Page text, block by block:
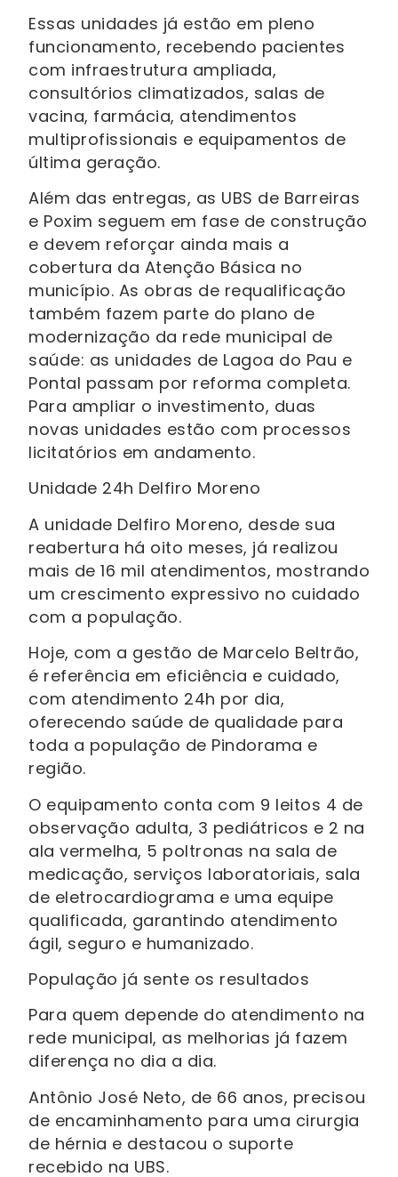
Essas unidades já estão em pleno
funcionamento, recebendo pacientes
com infraestrutura ampliada,
consultórios climatizados, salas de
vacina, farmácia, atendimentos
multiprofissionais e equipamentos de
última geração.
Além das entregas, as UBS de Barreiras
e Poxim seguem em fase de construção
e devem reforçar ainda mais a
cobertura da Atenção Básica no
município. As obras de requalificação
também fazem parte do plano de
modernização da rede municipal de
saúde: as unidades de Lagoa do Pau e
Pontal passam por reforma completa.
Para ampliar o investimento, duas
novas unidades estão com processos
licitatórios em andamento.
Unidade 24h Delfiro Moreno
A unidade Delfiro Moreno, desde sua
reabertura há oito meses, já realizou
mais de 16 mil atendimentos, mostrando
um crescimento expressivo no cuidado
com a população.
Hoje, com a gestão de Marcelo Beltrão,
é referência em eficiência e cuidado,
com atendimento 24h por dia,
oferecendo saúde de qualidade para
toda a população de Pindorama e
região.
O equipamento conta com 9 leitos 4 de
observação adulta, 3 pediátricos e 2 na
ala vermelha, 5 poltronas na sala de
medicação, serviços laboratoriais, sala
de eletrocardiograma e uma equipe
qualificada, garantindo atendimento
ágil, seguro e humanizado.
População já sente os resultados
Para quem depende do atendimento na
rede municipal, as melhorias já fazem
diferença no dia a dia.
Antônio José Neto, de 66 anos, precisou
de encaminhamento para uma cirurgia
de hérnia e destacou o suporte
recebido na UBS.